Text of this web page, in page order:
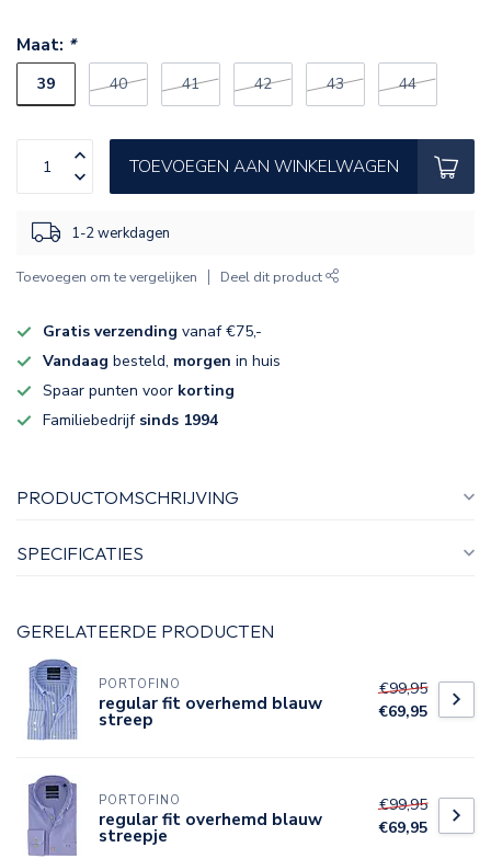
Maat: *
39 40 41 42 43 44
TOEVOEGEN AAN WINKELWAGEN
1-2 werkdagen
Toevoegen om te vergelijken Deel dit product
Gratis verzending vanaf €75,-
Vandaag besteld, morgen in huis
Spaar punten voor korting
Familiebedrijf sinds 1994
PRODUCTOMSCHRIJVING
SPECIFICATIES
GERELATEERDE PRODUCTEN
PORTOFINO
regular fit overhemd blauw
streep
€99,95
€69,95
PORTOFINO
regular fit overhemd blauw
streepje
€99,95
€69,95